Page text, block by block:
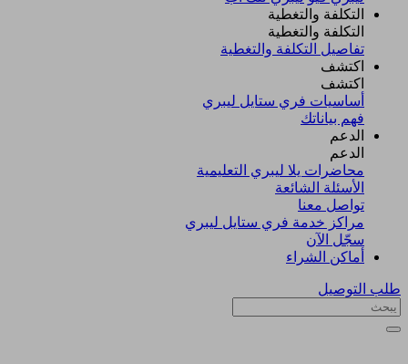
التكلفة والتغطية
التكلفة والتغطية
تفاصيل التكلفة والتغطية
اكتشف​
اكتشف​
أساسيات فري ستايل ليبري
فهم بياناتك
الدعم
الدعم
محاضرات يلا ليبري التعليمية
الأسئلة الشائعة
تواصل معنا
مراكز خدمة فري ستايل ليبري
سجّل الآن​
أماكن الشراء
طلب التوصيل